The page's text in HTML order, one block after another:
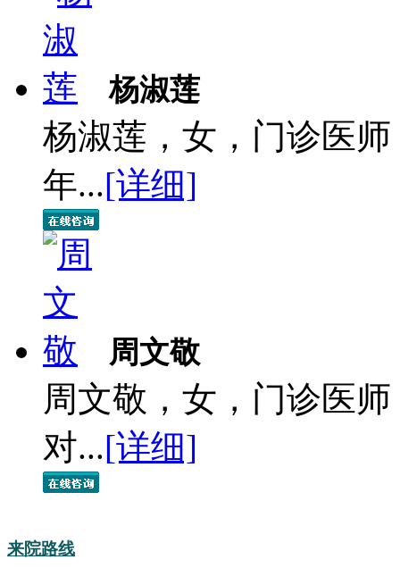
杨淑莲
杨淑莲，女，门诊医
年...[详细]
周文敬
周文敬，女，门诊医
对...[详细]
来院路线